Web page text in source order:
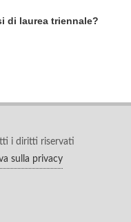
di laurea triennale?
i diritti riservati
sulla privacy